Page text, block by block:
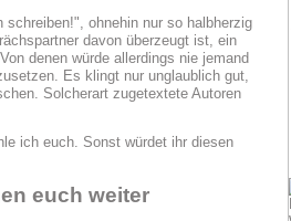
ohnehin nur so halbherzig
davon überzeugt ist, ein
denen würde allerdings nie jemand
Es klingt nur unglaublich gut,
Solcherart zugetextete Autoren
ich euch. Sonst würdet ihr diesen
euch weiter